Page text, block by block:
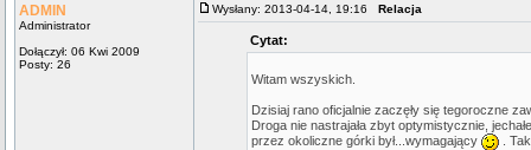
ADMIN
Administrator
Dołączył: 06 Kwi 2009
Posty: 26
Wysłany: 2013-04-14, 19:16 Relacja
Cytat:
Witam wszyskich.
Dzisiaj rano oficjalnie zaczęły się tegoroczne
Droga nie nastrajała zbyt optymistycznie,
przez okoliczne górki był...wymagający
.